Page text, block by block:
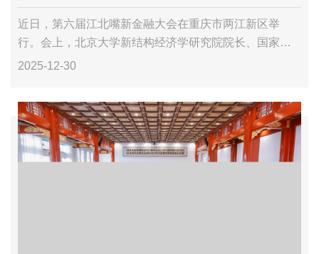
近日，第六届江北嘴新金融大会在重庆市两江新区举
行。会上，北京大学新结构经济学研究院院长、国家发
展研究院名誉院长林毅夫根据国家战略导向与新结构经
2025-12-30